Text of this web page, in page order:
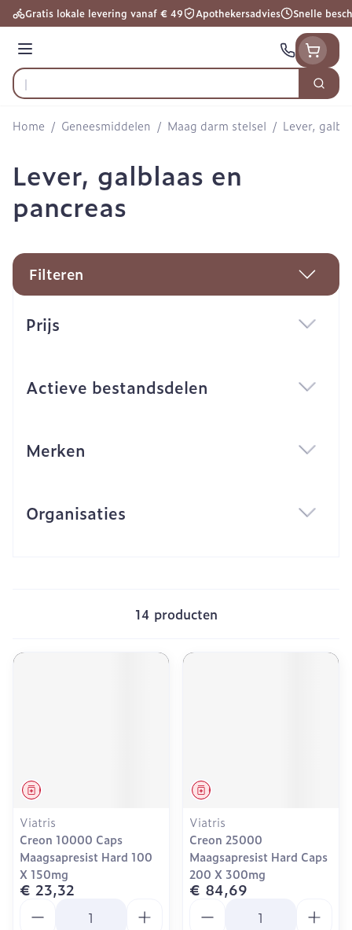
Ga naar de inhoud
Gratis lokale levering vanaf € 49 Apothekersadvies Snelle
Menu
Product, merk, categorie...
Zoek
Home / Geneesmiddelen / Maag darm stelsel / Lever,
Lever, galblaas en
pancreas
Filteren
Prijs
Actieve bestandsdelen
Merken
Organisaties
14 producten
Geneesmiddel
Viatris
Creon 10000 Caps
Maagsapresist Hard 100
X 150mg
€ 23,32
Geneesmiddel
Viatris
Creon 25000
Maagsapresist Hard Caps
200 X 300mg
€ 84,69